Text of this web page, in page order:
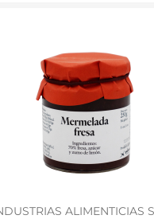
ALIMENTICIAS